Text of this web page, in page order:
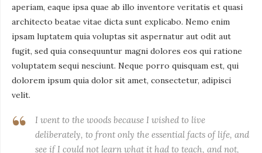
aperiam, eaque ipsa quae ab illo inventore veritatis et quasi
architecto beatae vitae dicta sunt explicabo. Nemo enim
ipsam luptatem quia voluptas sit aspernatur aut odit aut
fugit, sed quia consequuntur magni dolores eos qui ratione
voluptatem sequi nesciunt. Neque porro quisquam est, qui
dolorem ipsum quia dolor sit amet, consectetur, adipisci
velit.
I went to the woods because I wished to live
deliberately, to front only the essential facts of life, and
see if I could not learn what it had to teach, and not,